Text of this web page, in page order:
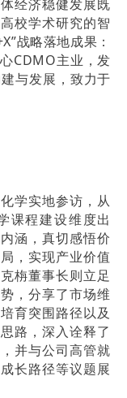
经济稳健发展既
校学术研究的智
战略落地成果：
CDMO主业，发
与发展，致力于
学实地参访，从
课程建设维度出
涵，真切感悟价
，实现产业价值
栴董事长则立足
，分享了市场维
育突围路径以及
路，深入诠释了
并与公司高管就
长路径等议题展